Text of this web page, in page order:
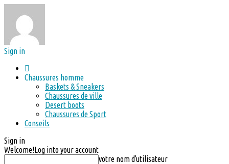
Sign in
Chaussures homme
Baskets & Sneakers
Chaussures de ville
Desert boots
Chaussures de Sport
Conseils
Sign in
Welcome!Log into your account
votre nom d'utilisateur